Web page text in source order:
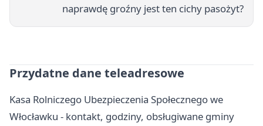
naprawdę groźny jest ten cichy pasożyt?
Przydatne dane teleadresowe
Kasa Rolniczego Ubezpieczenia Społecznego we
Włocławku - kontakt, godziny, obsługiwane gminy